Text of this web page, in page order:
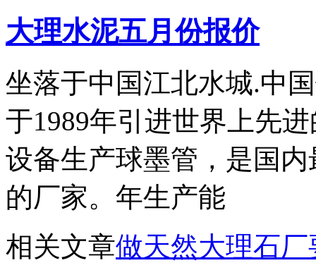
大理水泥五月份报价
坐落于中国江北水城.中
于1989年引进世界上先
设备生产球墨管，是国
的厂家。年生产能
相关文章做天然大理石